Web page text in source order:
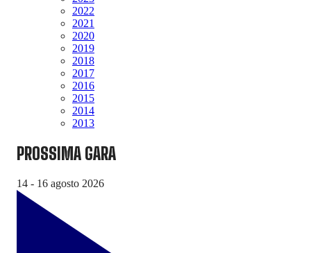
2022
2021
2020
2019
2018
2017
2016
2015
2014
2013
PROSSIMA GARA
14 - 16 agosto 2026